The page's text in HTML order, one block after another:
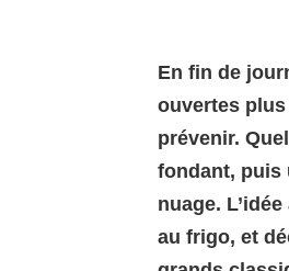
En fin de
ouvertes
prévenir.
fondant, puis
nuage.
au frigo, et